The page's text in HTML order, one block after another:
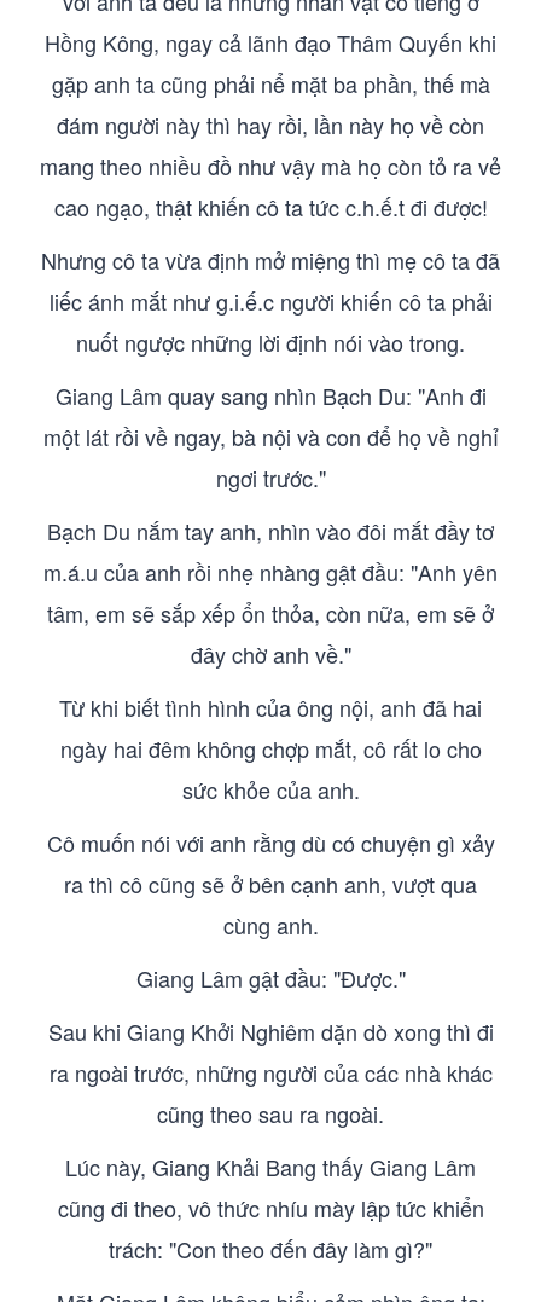
Hồng Kông, ngay cả lãnh đạo Thâm Quyến khi
gặp anh ta cũng phải nể mặt ba phần, thế mà
đám người này thì hay rồi, lần này họ về còn
mang theo nhiều đồ như vậy mà họ còn tỏ ra vẻ
cao ngạo, thật khiến cô ta tức c.h.ế.t đi được!
Nhưng cô ta vừa định mở miệng thì mẹ cô ta đã
liếc ánh mắt như g.i.ế.c người khiến cô ta phải
nuốt ngược những lời định nói vào trong.
Giang Lâm quay sang nhìn Bạch Du: "Anh đi
một lát rồi về ngay, bà nội và con để họ về nghỉ
ngơi trước."
Bạch Du nắm tay anh, nhìn vào đôi mắt đầy tơ
m.á.u của anh rồi nhẹ nhàng gật đầu: "Anh yên
tâm, em sẽ sắp xếp ổn thỏa, còn nữa, em sẽ ở
đây chờ anh về."
Từ khi biết tình hình của ông nội, anh đã hai
ngày hai đêm không chợp mắt, cô rất lo cho
sức khỏe của anh.
Cô muốn nói với anh rằng dù có chuyện gì xảy
ra thì cô cũng sẽ ở bên cạnh anh, vượt qua
cùng anh.
Giang Lâm gật đầu: "Được."
Sau khi Giang Khởi Nghiêm dặn dò xong thì đi
ra ngoài trước, những người của các nhà khác
cũng theo sau ra ngoài.
Lúc này, Giang Khải Bang thấy Giang Lâm
cũng đi theo, vô thức nhíu mày lập tức khiển
trách: "Con theo đến đây làm gì?"